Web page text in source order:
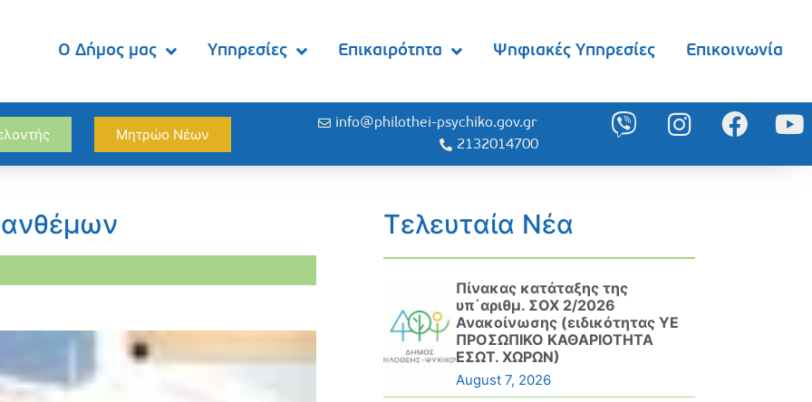
Ο Δήμος μας Υπηρεσίες Επικαιρότητα Ψηφιακές Υπηρεσίες Επικοινωνία
Μητρώο Νέων
info@philothei-psychiko.gov.gr
2132014700
Τελευταία Νέα
Πίνακας κατάταξης της
υπ΄αριθμ. ΣΟΧ 2/2026
Ανακοίνωσης (ειδικότητας ΥΕ
ΠΡΟΣΩΠΙΚΟ ΚΑΘΑΡΙΟΤΗΤΑ
ΕΣΩΤ. ΧΩΡΩΝ)
August 7, 2026